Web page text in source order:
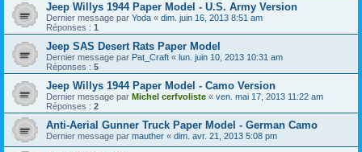
Jeep Willys 1944 Paper Model - U.S. Army Version
Dernier message par Yoda « dim. juin 16, 2013 8:51 am
Réponses : 1
Jeep SAS Desert Rats Paper Model
Dernier message par Pat_Craft « lun. juin 10, 2013 10:31 am
Réponses : 5
Jeep Willys 1944 Paper Model - Camo Version
Dernier message par Michel cerfvoliste « ven. mai 17, 2013 11:22 am
Réponses : 2
Anti-Aerial Gunner Truck Paper Model - German Camo
Dernier message par mauther « dim. avr. 21, 2013 5:08 pm